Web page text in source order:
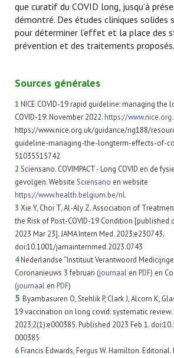
que curatif du COVID long, jusqu’à
démontré. Des études cliniques solides
pour déterminer l’effet et la place des
prévention et des traitements proposés.
Sources générales
1 NICE COVID-19 rapid guideline: managing
COVID-19. November 2022.https://
https://www.nice.org.uk/guidance/ng188/
guideline-managing-the-longterm-effects-of-
51035515742
2 Sciensano. COVIMPACT - Long COVID en de
gevolgen. Website Sciensano en website
https://www.health.belgium.be/nl.
3 Xie Y, Choi T, Al-Aly Z. Association of
the Risk of Post-COVID-19 Condition [published
2023 Mar 23]. JAMA Intern Med. 2023;e230743.
doi:10.1001/jamainternmed.2023.0743
4Nederlandse “Instituut Verantwoord
Coronanieuws 3 februari (journaal en PDF) en
(journaal en PDF)
5 Byambasuren O, Stehlik P, Clark J, Alcorn K,
19 vaccination on long covid: systematic review.
2023;2(1):e000385. Published 2023 Feb 1.
000385
6Francis Edwards, Fergus W. Hamilton.